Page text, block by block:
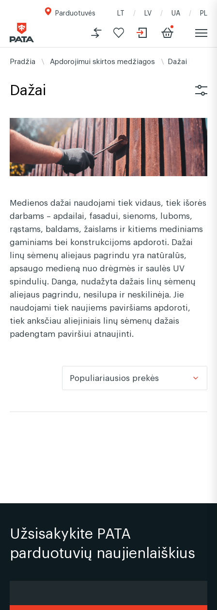
Parduotuvės LT LV UA PL
Pradžia Apdorojimui skirtos medžiagos Dažai
Dažai
Medienos dažai naudojami tiek vidaus, tiek išorės
darbams – apdailai, fasadui, sienoms, luboms,
rąstams, baldams, žaislams ir kitiems mediniams
gaminiams bei konstrukcijoms apdoroti. Dažai
linų sėmenų aliejaus pagrindu yra natūralūs,
apsaugo medieną nuo drėgmės ir saulės UV
spindulių. Danga, nudažyta dažais linų sėmenų
aliejaus pagrindu, nesilupa ir neskilinėja. Jie
naudojami tiek naujiems paviršiams apdoroti,
tiek anksčiau aliejiniais linų sėmenų dažais
padengtam paviršiui atnaujinti.
Populiariausios prekės
Užsisakykite PATA
parduotuvių naujienlaiškius